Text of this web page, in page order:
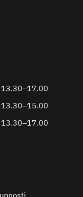
13.30–17.00
13.30–15.00
13.30–17.00